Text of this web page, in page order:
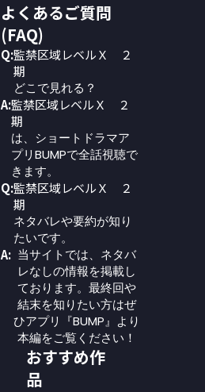
よくあるご質問
(FAQ)
Q:監禁区域レベルＸ ２
期
どこで見れる？
A:監禁区域レベルＸ ２
期
は、ショートドラマア
プリBUMPで全話視聴で
きます。
Q:監禁区域レベルＸ ２
期
ネタバレや要約が知り
たいです。
A: 当サイトでは、ネタバ
レなしの情報を掲載し
ております。最終回や
結末を知りたい方はぜ
ひアプリ『BUMP』より
本編をご覧ください！
おすすめ作
品